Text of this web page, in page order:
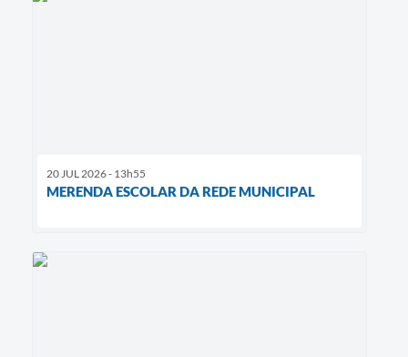
20 JUL 2026 - 13h55
MERENDA ESCOLAR DA REDE MUNICIPAL